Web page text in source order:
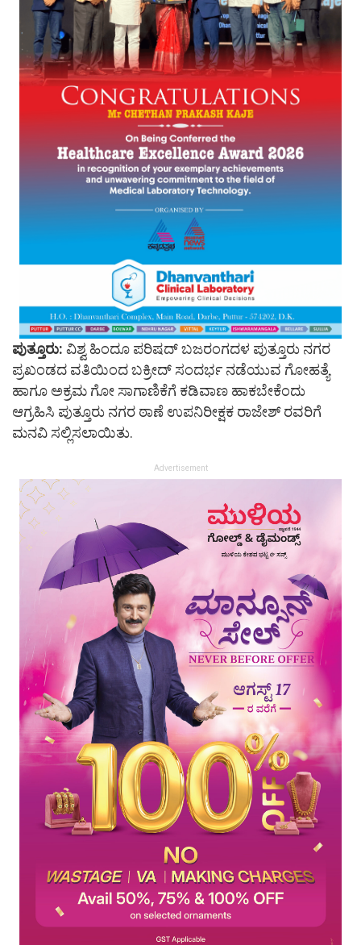
ಪುತ್ತೂರು: ವಿಶ್ವ ಹಿಂದೂ ಪರಿಷದ್ ಬಜರಂಗದಳ ಪುತ್ತೂರು ನಗರ
ಪ್ರಖಂಡದ ವತಿಯಿಂದ ಬಕ್ರೀದ್ ಸಂದರ್ಭ ನಡೆಯುವ ಗೋಹತ್ಯೆ
ಹಾಗೂ ಅಕ್ರಮ ಗೋ ಸಾಗಾಣಿಕೆಗೆ ಕಡಿವಾಣ ಹಾಕಬೇಕೆಂದು
ಆಗ್ರಹಿಸಿ ಪುತ್ತೂರು ನಗರ ಠಾಣೆ ಉಪನಿರೀಕ್ಷಕ ರಾಜೇಶ್ ರವರಿಗೆ
ಮನವಿ ಸಲ್ಲಿಸಲಾಯಿತು.
Advertisement